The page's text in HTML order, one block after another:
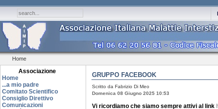
Home
Associazione
Home
...a mio padre
Comitato Scientifico
Consiglio Direttivo
Comunicazioni
GRUPPO FACEBOOK
Scritto da Fabrizio Di Meo
Domenica 08 Giugno 2025 10:53
Vi ricordiamo che siamo sempre attivi al link